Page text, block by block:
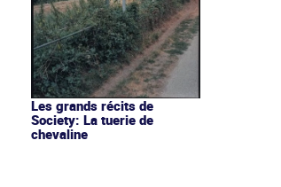
Les grands récits de
Society: La tuerie de
chevaline